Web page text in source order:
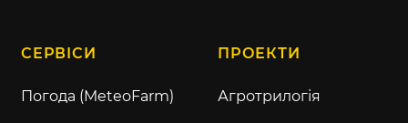
СЕРВІСИ
Погода (MeteoFarm)
ПРОЕКТИ
Агротрилогія